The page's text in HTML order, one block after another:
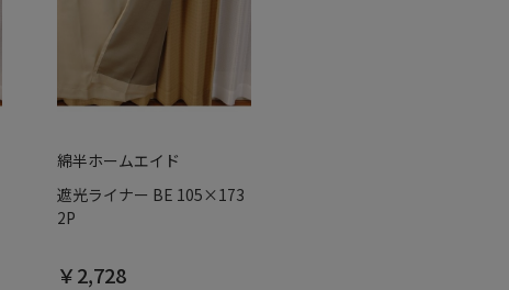
綿半ホームエイド
遮光ライナー BE 105×173
2P
￥2,728